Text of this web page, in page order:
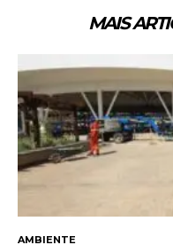
MAIS
AMBIENTE